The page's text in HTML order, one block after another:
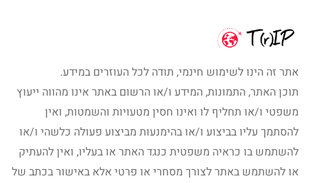
אתר זה הינו לשימוש חינמי, תודה לכל העוזרים במידע.
תוכן האתר, התמונות, המידע ו/או הרשום באתר אינו מהווה ייעוץ
משפטי ו/או תחליף לו ואינו חסין מטעויות והשמטות, ואין
להסתמך עליו בביצוע ו/או בהימנעות מביצוע פעולה כלשהי ו/או
להשתמש בו כראיה משפטית כנגד האתר או בעליו, ואין להעתיק
או להשתמש באתר לצורך מסחרי או פרטי אלא באישור בכתב של